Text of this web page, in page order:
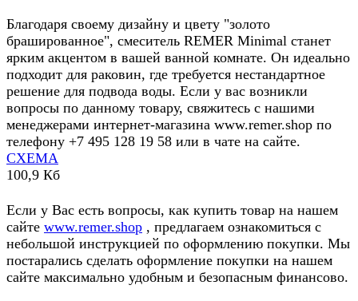
Благодаря своему дизайну и цвету "золото
брашированное", смеситель REMER Minimal станет
ярким акцентом в вашей ванной комнате. Он идеально
подходит для раковин, где требуется нестандартное
решение для подвода воды. Если у вас возникли
вопросы по данному товару, свяжитесь с нашими
менеджерами интернет-магазина www.remer.shop по
телефону +7 495 128 19 58 или в чате на сайте.
СХЕМА
100,9 Кб
Если у Вас есть вопросы, как купить товар на нашем
сайте www.remer.shop , предлагаем ознакомиться с
небольшой инструкцией по оформлению покупки. Мы
постарались сделать оформление покупки на нашем
сайте максимально удобным и безопасным финансово.